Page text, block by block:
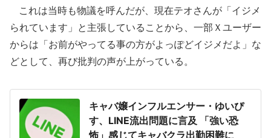
これは当時も物議を呼んだが、現在テオさんが「イジメ
られています」と主張していることから、一部Ｘユーザー
からは「お前がやってる事の方がよっぽどイジメだよ」な
どとして、再び批判の声が上がっている。
キャバ嬢インフルエンサー・ゆいぴ
す、LINE流出問題に言及 「強い恐
怖」感じてキャバクラ出勤困難に